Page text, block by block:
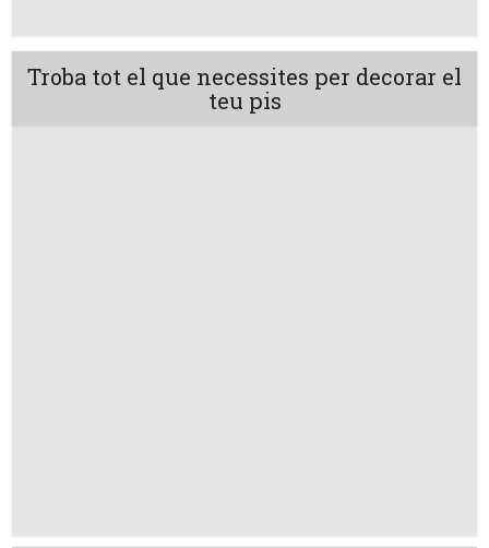
Troba tot el que necessites per decorar el
teu pis